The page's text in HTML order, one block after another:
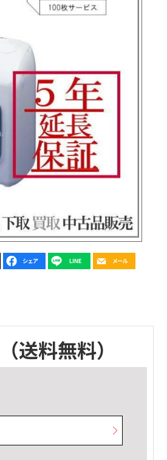
（送料無料）